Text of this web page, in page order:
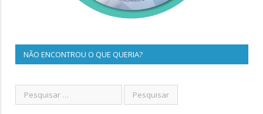
NÃO ENCONTROU O QUE QUERIA?